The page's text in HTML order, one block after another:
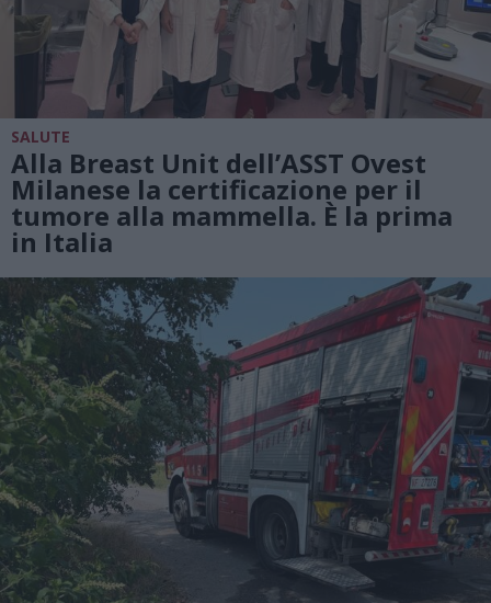
SALUTE
Alla Breast Unit dell’ASST Ovest
Milanese la certificazione per il
tumore alla mammella. È la prima
in Italia